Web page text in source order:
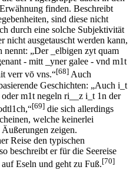
finden. Beschreibt
sind diese nicht
durch eine solche Subjektivität
nicht ausgetauscht werden kann,
nennt: „Der _elbigen zyt quam
- mitt _yner galee - vnd m1t
verr vō vns.“[68] Auch
Geschichten: „Auch i_t
m1t negeln ri__z i_t 1n der
[69] die sich allerdings
welche keinerlei
zeigen.
Reise den typischen
beschreibt er für die Seereise
Eseln und geht zu Fuß.[70]